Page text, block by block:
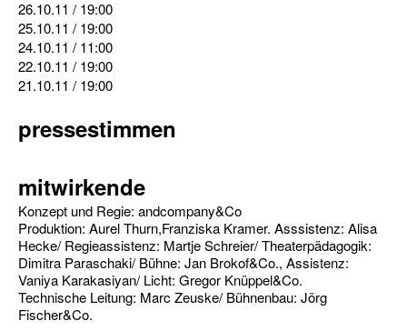
26.10.11 / 19:00
25.10.11 / 19:00
24.10.11 / 11:00
22.10.11 / 19:00
21.10.11 / 19:00
pressestimmen
mitwirkende
Konzept und Regie: andcompany&Co
Produktion: Aurel Thurn,Franziska Kramer. Asssistenz: Alisa
Hecke/ Regieassistenz: Martje Schreier/ Theaterpädagogik:
Dimitra Paraschaki/ Bühne: Jan Brokof&Co., Assistenz:
Vaniya Karakasiyan/ Licht: Gregor Knüppel&Co.
Technische Leitung: Marc Zeuske/ Bühnenbau: Jörg
Fischer&Co.